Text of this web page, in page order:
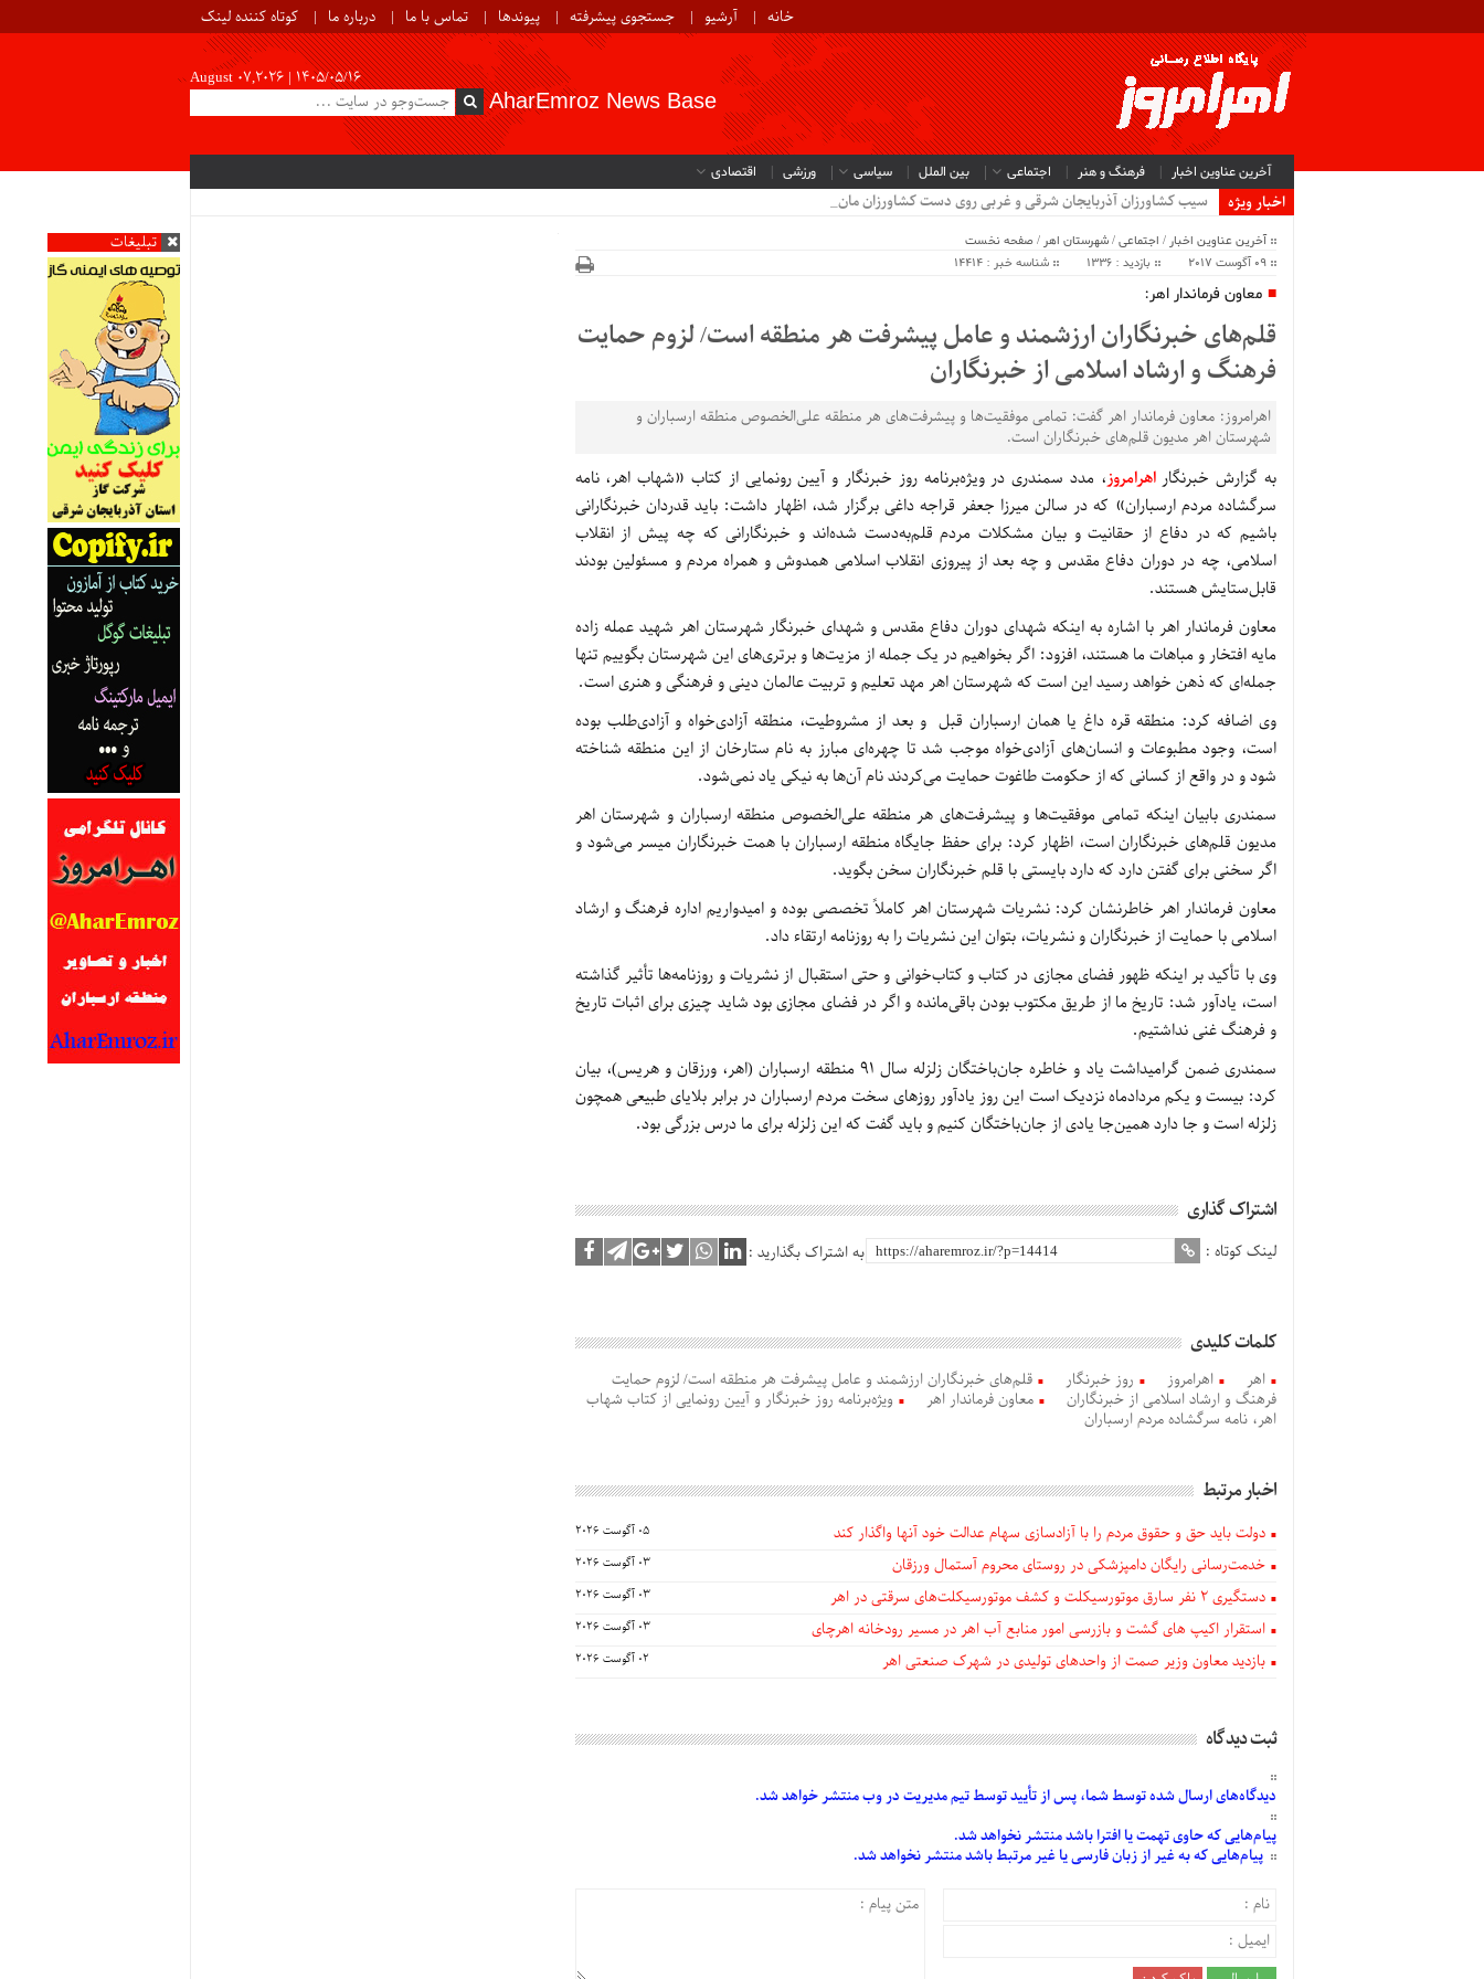
خانه آرشیو جستجوی پیشرفته پیوندها تماس با ما درباره ما کوتاه کننده لینک
August 07,2026 | ۱۴۰۵/۰۵/۱۶
AharEmroz News Base
آخرین عناوین اخبار فرهنگ و هنر اجتماعی بین الملل سیاسی ورزشی اقتصادی
اخبار ویژه
سیب کشاورزان آذربایجان شرقی و غربی روی دست کشاورزان مانده است..
تبلیغات
آخرین عناوین اخبار / اجتماعی/شهرستان اهر /صفحه نخست
09 آگوست 2017
بازدید : 1336 شناسه خبر : 14414
معاون فرماندار اهر:
قلم‌های خبرنگاران ارزشمند و عامل پیشرفت هر منطقه است/ لزوم حمایت
فرهنگ و ارشاد اسلامی از خبرنگاران
اهرامروز: معاون فرماندار اهر گفت: تمامی موفقیت‌ها و پیشرفت‌های هر منطقه علی‌الخصوص منطقه ارسباران و
شهرستان اهر مدیون قلم‌های خبرنگاران است.
به گزارش خبرنگاراهرامروز، مدد سمندری در ویژه‌برنامه روز خبرنگار و آیین رونمایی از کتاب «شهاب اهر، نامه
سرگشاده مردم ارسباران» که در سالن میرزا جعفر قراجه داغی برگزار شد، اظهار داشت: باید قدردان خبرنگارانی
باشیم که در دفاع از حقانیت و بیان مشکلات مردم قلم‌به‌دست شده‌اند و خبرنگارانی که چه پیش از انقلاب
اسلامی، چه در دوران دفاع مقدس و چه بعد از پیروزی انقلاب اسلامی همدوش و همراه مردم و مسئولین بودند
قابل‌ستایش هستند.
معاون فرماندار اهر با اشاره به اینکه شهدای دوران دفاع مقدس و شهدای خبرنگار شهرستان اهر شهید عمله زاده
مایه افتخار و مباهات ما هستند، افزود: اگر بخواهیم در یک جمله از مزیت‌ها و برتری‌های این شهرستان بگوییم تنها
جمله‌ای که ذهن خواهد رسید این است که شهرستان اهر مهد تعلیم و تربیت عالمان دینی و فرهنگی و هنری است.
وی اضافه کرد: منطقه قره داغ یا همان ارسباران قبل و بعد از مشروطیت، منطقه آزادی‌خواه و آزادی‌طلب بوده
است، وجود مطبوعات و انسان‌های آزادی‌خواه موجب شد تا چهره‌ای مبارز به نام ستارخان از این منطقه شناخته
شود و در واقع از کسانی که از حکومت طاغوت حمایت می‌کردند نام آن‌ها به نیکی یاد نمی‌شود.
سمندری بابیان اینکه تمامی موفقیت‌ها و پیشرفت‌های هر منطقه علی‌الخصوص منطقه ارسباران و شهرستان اهر
مدیون قلم‌های خبرنگاران است، اظهار کرد: برای حفظ جایگاه منطقه ارسباران با همت خبرنگاران میسر می‌شود و
اگر سخنی برای گفتن دارد که دارد بایستی با قلم خبرنگاران سخن بگوید.
معاون فرماندار اهر خاطرنشان کرد: نشریات شهرستان اهر کاملاً تخصصی بوده و امیدواریم اداره فرهنگ و ارشاد
اسلامی با حمایت از خبرنگاران و نشریات، بتوان این نشریات را به روزنامه ارتقاء داد.
وی با تأکید بر اینکه ظهور فضای مجازی در کتاب و کتاب‌خوانی و حتی استقبال از نشریات و روزنامه‌ها تأثیر گذاشته
است، یادآور شد: تاریخ ما از طریق مکتوب بودن باقی‌مانده و اگر در فضای مجازی بود شاید چیزی برای اثبات تاریخ
و فرهنگ غنی نداشتیم.
سمندری ضمن گرامیداشت یاد و خاطره جان‌باختگان زلزله سال 91 منطقه ارسباران (اهر، ورزقان و هریس)، بیان
کرد: بیست و یکم مردادماه نزدیک است این روز یادآور روزهای سخت مردم ارسباران در برابر بلایای طبیعی همچون
زلزله است و جا دارد همین‌جا یادی از جان‌باختگان کنیم و باید گفت که این زلزله برای ما درس بزرگی بود.
اشتراک گذاری
لینک کوتاه : به اشتراک بگذارید :
کلمات کلیدی
اهر اهرامروز روز خبرنگار
قلم‌های خبرنگاران ارزشمند و عامل پیشرفت هر منطقه است/ لزوم حمایت
فرهنگ و ارشاد اسلامی از خبرنگاران
معاون فرماندار اهر
ویژه‌برنامه روز خبرنگار و آیین رونمایی از کتاب شهاب
اهر، نامه سرگشاده مردم ارسباران
اخبار مرتبط
دولت باید حق و حقوق مردم را با آزادسازی سهام عدالت خود آنها واگذار کند 05 آگوست 2026
خدمت‌رسانی رایگان دامپزشکی در روستای محروم آستمال ورزقان 03 آگوست 2026
دستگيری ۲ نفر سارق موتورسیکلت و کشف موتورسیکلت‌های سرقتی در اهر 03 آگوست 2026
استقرار اکیپ های گشت و بازرسی امور منابع آب اهر در مسیر رودخانه اهرچای 03 آگوست 2026
بازدید معاون وزیر صمت از واحدهای تولیدی در شهرک صنعتی اهر 02 آگوست 2026
ثبت دیدگاه
دیدگاه‌هایارسالشدهتوسط شما، پس از تأییدتوسط تیم مدیریت در وب منتشر خواهد شد.
پیام‌هاییکه حاوی تهمت یا افترا باشد منتشر نخواهد شد.
پیام‌هاییکه به غیر از زبان فارسی یا غیر مرتبط باشد منتشر نخواهد شد.